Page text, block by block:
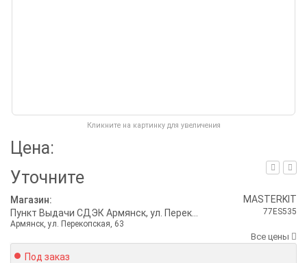
Кликните на картинку для увеличения
Цена:
Уточните
Магазин:
Армянск, ул. Перекопская, 63
MASTERKIT
77ES535
Все цены
Под заказ